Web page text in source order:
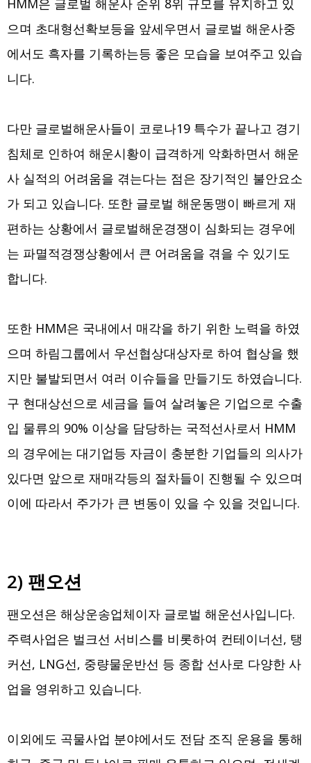
HMM은 글로벌 해운사 순위 8위 규모를 유지하고 있
으며 초대형선확보등을 앞세우면서 글로벌 해운사중
에서도 흑자를 기록하는등 좋은 모습을 보여주고 있습
니다.
다만 글로벌해운사들이 코로나19 특수가 끝나고 경기
침체로 인하여 해운시황이 급격하게 악화하면서 해운
사 실적의 어려움을 겪는다는 점은 장기적인 불안요소
가 되고 있습니다. 또한 글로벌 해운동맹이 빠르게 재
편하는 상황에서 글로벌해운경쟁이 심화되는 경우에
는 파멸적경쟁상황에서 큰 어려움을 겪을 수 있기도
합니다.
또한 HMM은 국내에서 매각을 하기 위한 노력을 하였
으며 하림그룹에서 우선협상대상자로 하여 협상을 했
지만 불발되면서 여러 이슈들을 만들기도 하였습니다.
구 현대상선으로 세금을 들여 살려놓은 기업으로 수출
입 물류의 90% 이상을 담당하는 국적선사로서 HMM
의 경우에는 대기업등 자금이 충분한 기업들의 의사가
있다면 앞으로 재매각등의 절차들이 진행될 수 있으며
이에 따라서 주가가 큰 변동이 있을 수 있을 것입니다.
2) 팬오션
팬오션은 해상운송업체이자 글로벌 해운선사입니다.
주력사업은 벌크선 서비스를 비롯하여 컨테이너선, 탱
커선, LNG선, 중량물운반선 등 종합 선사로 다양한 사
업을 영위하고 있습니다.
이외에도 곡물사업 분야에서도 전담 조직 운용을 통해